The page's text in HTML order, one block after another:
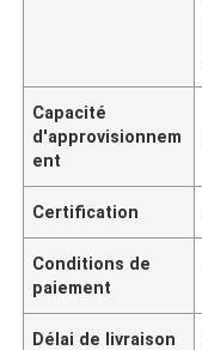
Capacité
d'approvisionnem
ent
Certification
Conditions de
paiement
Délai de livraison